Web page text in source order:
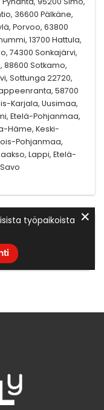
36600 Pälkäne,
Porvoo, 63800
13700 Hattula,
74300 Sonkajärvi,
88600 Sotkamo,
Sottunga 22720,
58700
Karjala, Uusimaa,
Etelä-Pohjanmaa,
Häme, Keski-
Pohjanmaa,
Lappi, Etelä-
työpaikoista ✕